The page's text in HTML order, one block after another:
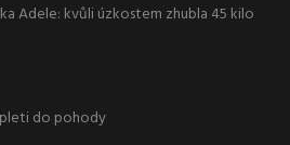
Adele: kvůli úzkostem zhubla 45 kilo
do pohody